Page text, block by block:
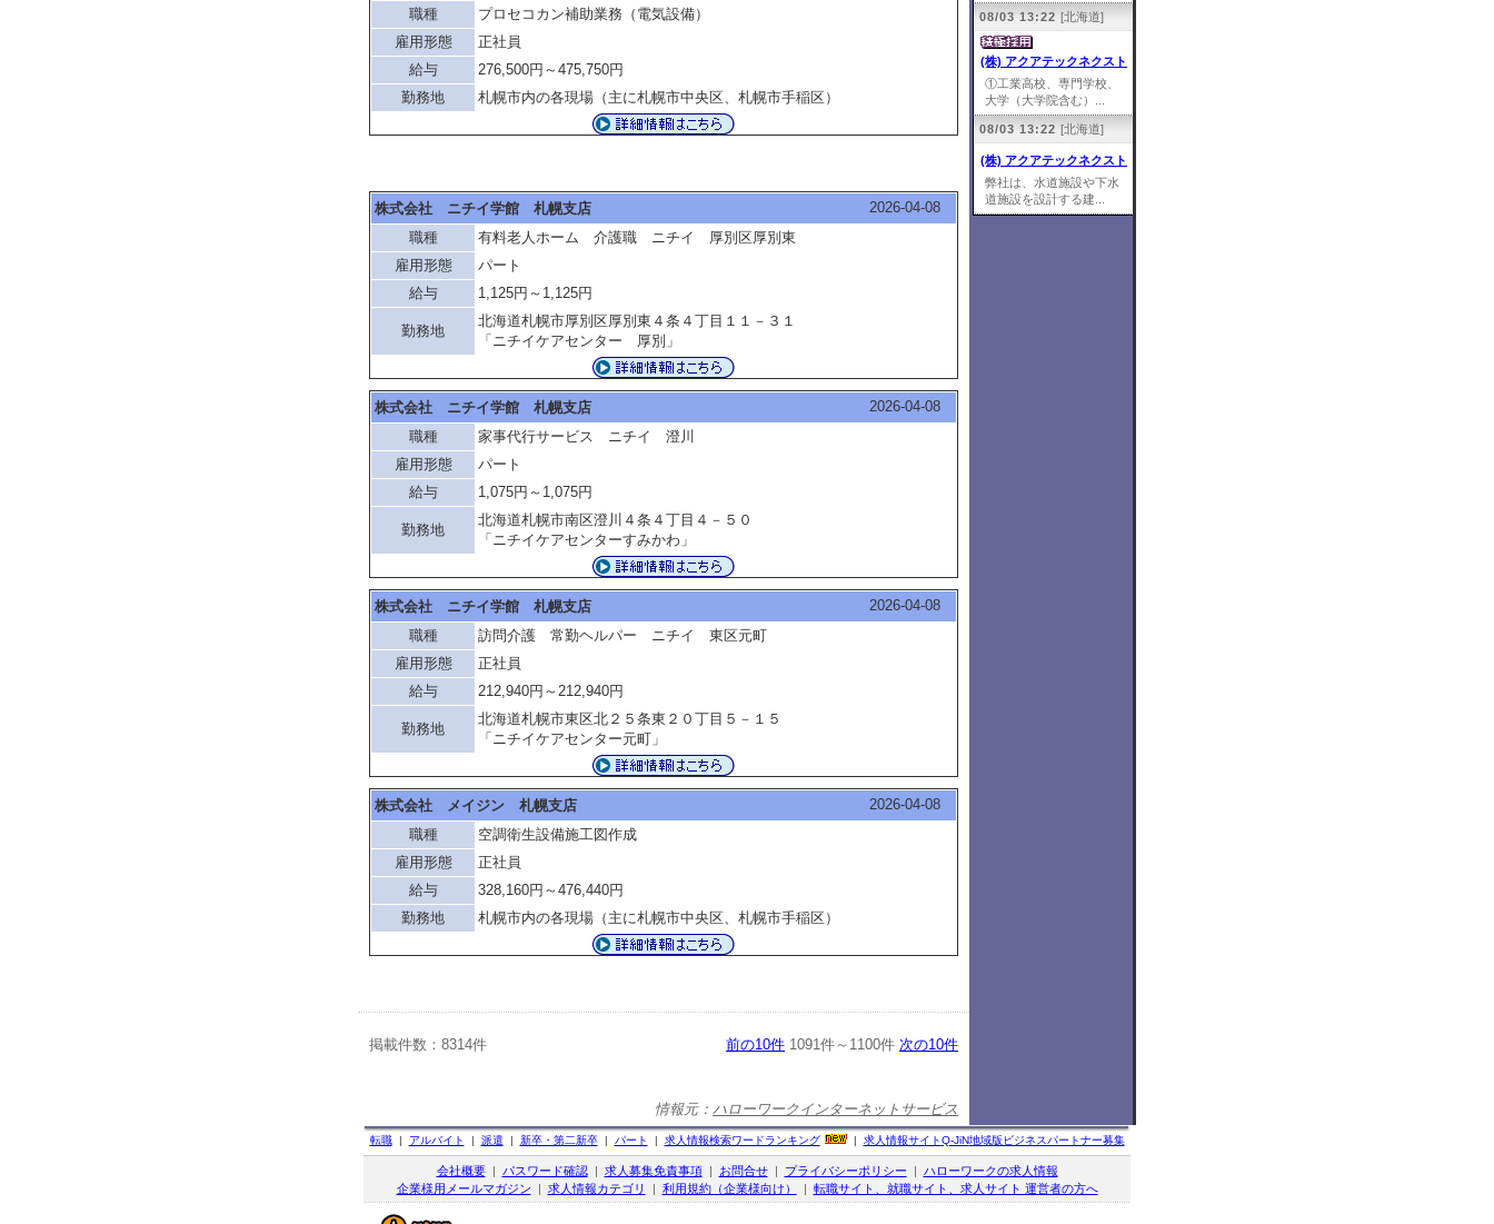
職種
プロセコカン補助業務（電気設備）
雇用形態
正社員
給与
276,500円～475,750円
勤務地
札幌市内の各現場（主に札幌市中央区、札幌市手稲区）
株式会社 ニチイ学館 札幌支店
2026-04-08
職種
有料老人ホーム 介護職 ニチイ 厚別区厚別東
雇用形態
パート
給与
1,125円～1,125円
勤務地
北海道札幌市厚別区厚別東４条４丁目１１－３１
「ニチイケアセンター 厚別」
株式会社 ニチイ学館 札幌支店
2026-04-08
職種
家事代行サービス ニチイ 澄川
雇用形態
パート
給与
1,075円～1,075円
勤務地
北海道札幌市南区澄川４条４丁目４－５０
「ニチイケアセンターすみかわ」
株式会社 ニチイ学館 札幌支店
2026-04-08
職種
訪問介護 常勤ヘルパー ニチイ 東区元町
雇用形態
正社員
給与
212,940円～212,940円
勤務地
北海道札幌市東区北２５条東２０丁目５－１５
「ニチイケアセンター元町」
株式会社 メイジン 札幌支店
2026-04-08
職種
空調衛生設備施工図作成
雇用形態
正社員
給与
328,160円～476,440円
勤務地
札幌市内の各現場（主に札幌市中央区、札幌市手稲区）
掲載件数：8314件 前の10件 1091件～1100件 次の10件
情報元： ハローワークインターネットサービス
08/03 13:22 [北海道]
(株) アクアテックネクスト
①工業高校、専門学校、
大学（大学院含む）...
08/03 13:22 [北海道]
(株) アクアテックネクスト
弊社は、水道施設や下水
道施設を設計する建...
転職| アルバイト | 派遣 | 新卒・第二新卒| パート | 求人情報検索ワードランキング | 求人情報サイトQ-JiN地域版ビジネスパートナー募集
会社概要| パスワード確認| 求人募集免責事項| お問合せ| プライバシーポリシー | ハローワークの求人情報
企業様用メールマガジン | 求人情報カテゴリ | 利用規約（企業様向け） | 転職サイト、就職サイト、求人サイト 運営者の方へ